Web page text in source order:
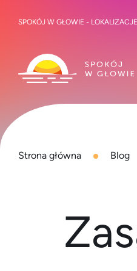
Strona główna Blog
SPOKÓJ W GŁOWIE -